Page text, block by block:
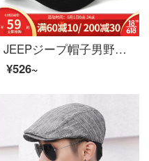
JEEPジープ帽子男野球帽子トレンド春夏新型アウトドアカジュアルアヒル舌帽子日焼け止め帽子ファッション柳丁経典ブランド帽子帽子帽子帽子帽子スポーツ日焼け止め帽子ブラックフリー56-61調節できます。
¥526~